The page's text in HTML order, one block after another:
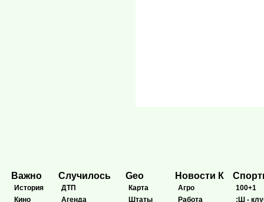
Важно
История
Кино
Случилось
ДТП
Агенда
Geo
Карта
Штаты
Новости К
Агро
Работа
100+1
:Ш -